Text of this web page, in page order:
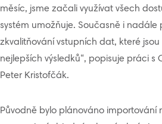
měsíc, jsme začali využívat všech
systém umožňuje. Současně i nadále
zkvalitňování vstupních dat, které
nejlepších výsledků“, popisuje práci s
Peter Kristofčák.
Původně bylo plánováno importování